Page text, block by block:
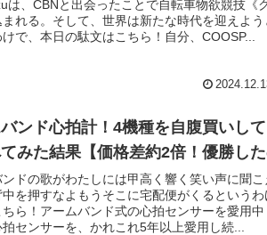
は、CBNと出会ったことで自転車物欲競技《
れる。そして、世界は新たな時代を迎えよう
で、本日の駄文はこちら！自分、COOSP...
ンド心拍計！4機種を自腹買いし
みた結果【価格差約2倍！優勝し
ンドの歌がわたしには甲高く響く笑い声に聞
中を押すなよもうそこに宅配便がくるという
ら！アームバンド式の心拍センサーを愛用
拍センサーを、かれこれ5年以上愛用し続...